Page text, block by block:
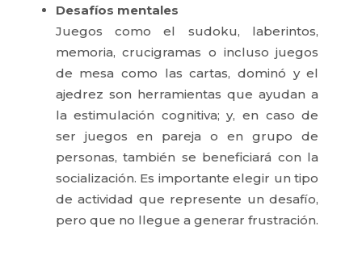
Desafíos mentales
Juegos como el sudoku, laberintos,
memoria, crucigramas o incluso juegos
de mesa como las cartas, dominó y el
ajedrez son herramientas que ayudan a
la estimulación cognitiva; y, en caso de
ser juegos en pareja o en grupo de
personas, también se beneficiará con la
socialización. Es importante elegir un tipo
de actividad que represente un desafío,
pero que no llegue a generar frustración.